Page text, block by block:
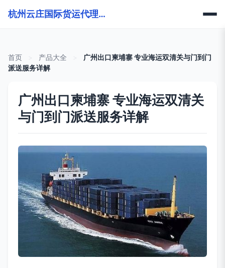
杭州云庄国际货运代理有限公司
首页 产品大全
广州出口柬埔寨 专业海运双清关与门到门
派送服务详解
广州出口柬埔寨 专业海运双清关
与门到门派送服务详解